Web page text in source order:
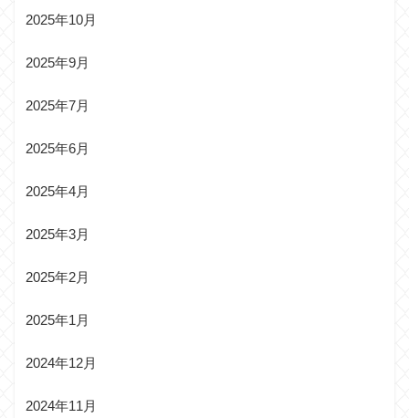
2025年10月
2025年9月
2025年7月
2025年6月
2025年4月
2025年3月
2025年2月
2025年1月
2024年12月
2024年11月